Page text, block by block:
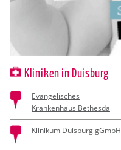
Kliniken in Duisburg
Evangelisches
Krankenhaus Bethesda
Klinikum Duisburg gGmbH